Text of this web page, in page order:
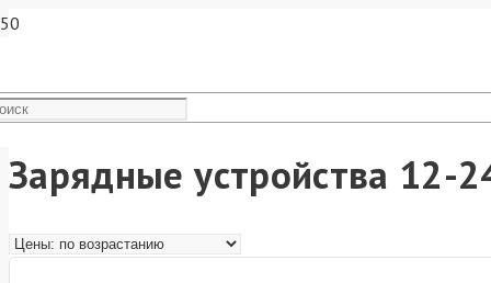
Зарядные устройства 12-